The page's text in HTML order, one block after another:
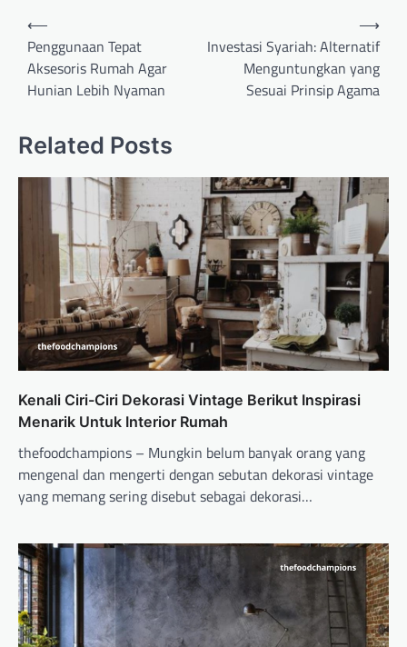
Post
navigation
⟵
Penggunaan Tepat
Aksesoris Rumah Agar
Hunian Lebih Nyaman
Investasi Syariah: Alternatif
Menguntungkan yang
Sesuai Prinsip Agama
⟶
Related Posts
Kenali Ciri-Ciri Dekorasi Vintage Berikut Inspirasi
Menarik Untuk Interior Rumah
thefoodchampions – Mungkin belum banyak orang yang
mengenal dan mengerti dengan sebutan dekorasi vintage
yang memang sering disebut sebagai dekorasi…